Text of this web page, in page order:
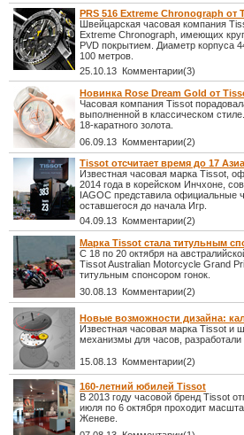
PRS 516 Extreme Chronograph от
Швейцарская часовая компания
Extreme Chronograph, имеющих
PVD покрытием. Диаметр корпуса
100 метров.
25.10.13 Комментарии(3)
Новинка Rose Dream Gold от
Часовая компания Tissot
выполненной в классическом
18-каратного золота.
06.09.13 Комментарии(2)
Tissot отсчитает время до 17
Известная часовая марка Tissot,
2014 года в корейском Инчхоне,
IAGOC представила официальные
оставшегося до начала Игр.
04.09.13 Комментарии(2)
Марка Tissot стала титульным
С 18 по 20 октября на
Tissot Australian Motorcycle Grand
титульным спонсором гонок.
30.08.13 Комментарии(2)
Новые возможности дизайна:
Известная часовая марка Tissot и
механизмы для часов,
15.08.13 Комментарии(2)
160-летний юбилей Tissot
В 2013 году часовой бренд Tissot
июля по 6 октября проходит
Женеве.